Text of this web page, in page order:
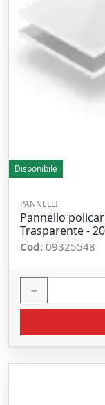
Disponibile
PANNELLI
Pannello
Trasparente -
Cod: 09325548
−